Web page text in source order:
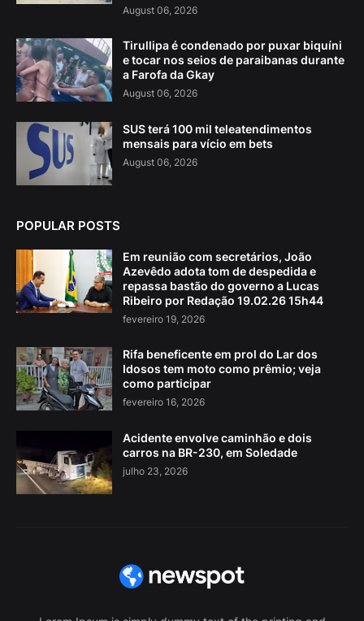
August 06, 2026
Tirullipa é condenado por puxar biquíni
e tocar nos seios de paraibanas durante
a Farofa da Gkay
August 06, 2026
SUS terá 100 mil teleatendimentos
mensais para vício em bets
August 06, 2026
POPULAR POSTS
Em reunião com secretários, João
Azevêdo adota tom de despedida e
repassa bastão do governo a Lucas
Ribeiro por Redação 19.02.26 15h44
fevereiro 19, 2026
Rifa beneficente em prol do Lar dos
Idosos tem moto como prêmio; veja
como participar
fevereiro 16, 2026
Acidente envolve caminhão e dois
carros na BR-230, em Soledade
julho 23, 2026